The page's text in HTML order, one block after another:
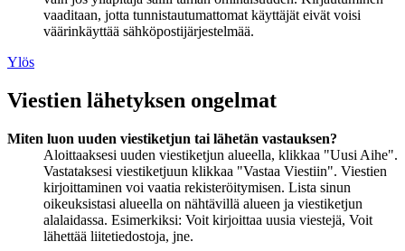
vaaditaan, jotta tunnistautumattomat käyttäjät eivät voisi
väärinkäyttää sähköpostijärjestelmää.
Ylös
Viestien lähetyksen ongelmat
Miten luon uuden viestiketjun tai lähetän vastauksen?
Aloittaaksesi uuden viestiketjun alueella, klikkaa "Uusi Aihe".
Vastataksesi viestiketjuun klikkaa "Vastaa Viestiin". Viestien
kirjoittaminen voi vaatia rekisteröitymisen. Lista sinun
oikeuksistasi alueella on nähtävillä alueen ja viestiketjun
alalaidassa. Esimerkiksi: Voit kirjoittaa uusia viestejä, Voit
lähettää liitetiedostoja, jne.